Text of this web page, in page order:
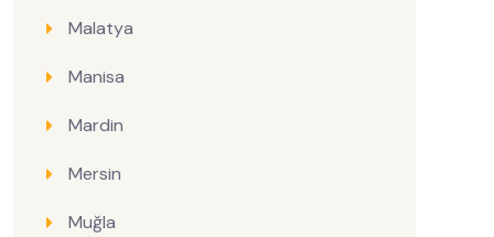
Malatya
Manisa
Mardin
Mersin
Muğla